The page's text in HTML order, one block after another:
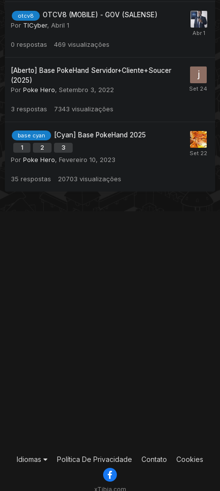
otcv8
OTCV8 (MOBILE) - GOV (SALENSE)
Por TICyber, Abril 1
0 respostas 469 visualizações
[Aberto] Base PokeHand Servidor+Cliente+Soucer
(2025)
Por Poke Hero, Setembro 3, 2022
3 respostas 7343 visualizações
base cyan [Cyan] Base PokeHand 2025
1 2 3
Por Poke Hero, Fevereiro 10, 2023
35 respostas 20703 visualizações
Idiomas Política De Privacidade Contato Cookies
xTibia.com